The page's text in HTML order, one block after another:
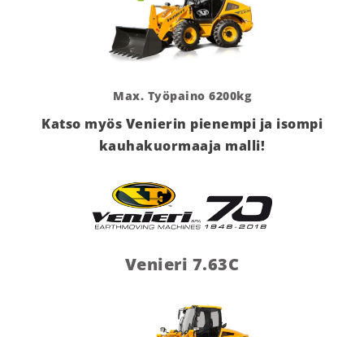
Max. Työpaino 6200kg
Katso myös Venierin pienempi ja isompi
kauhakuormaaja malli!
Venieri 7.63C